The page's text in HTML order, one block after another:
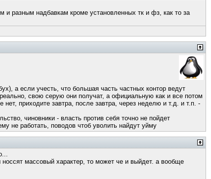
и разным надбавкам кроме установленных тк и фз, как то за
а если учесть, что большая часть частных контор ведут
свою серую они получат, а официальную как и все потом
приходите завтра, после завтра, через неделю и т.д. и т.п. -
чиновники - власть против себя точно не пойдет
не работать, поводов чтоб уволить найдут уйму
массовый характер, то может че и выйдет. а вообще